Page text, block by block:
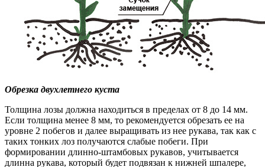
Обрезка двухлетнего куста
Толщина лозы должна находиться в пределах от 8 до 14 мм.
Если толщина менее 8 мм, то рекомендуется обрезать ее на
уровне 2 побегов и далее выращивать из нее рукава, так как с
таких тонких лоз получаются слабые побеги. При
формировании длинно-штамбовых рукавов, учитывается
длинна рукава, который будет подвязан к нижней шпалере,